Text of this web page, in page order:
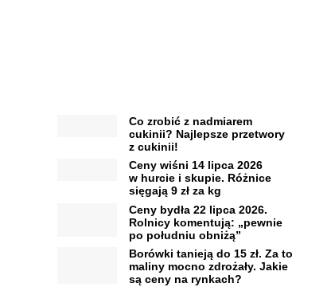
Co zrobić z nadmiarem
cukinii? Najlepsze przetwory
z cukinii!
Ceny wiśni 14 lipca 2026
w hurcie i skupie. Różnice
sięgają 9 zł za kg
Ceny bydła 22 lipca 2026.
Rolnicy komentują: „pewnie
po południu obniżą”
Borówki tanieją do 15 zł. Za to
maliny mocno zdrożały. Jakie
są ceny na rynkach?